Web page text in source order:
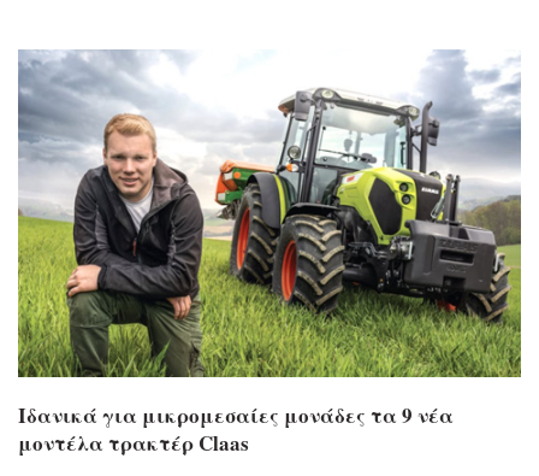
Ιδανικά για μικρομεσαίες μονάδες τα 9 νέα
μοντέλα τρακτέρ Claas